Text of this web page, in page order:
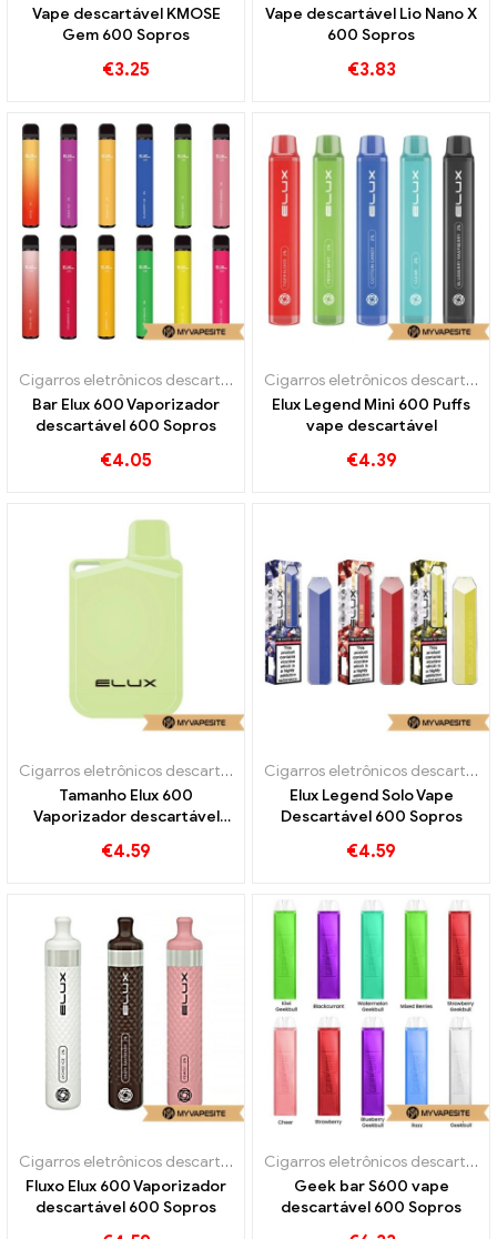
Vape descartável KMOSE
Gem 600 Sopros
€3.25
Vape descartável Lio Nano X
600 Sopros
€3.83
Cigarros eletrônicos descartáveis
Bar Elux 600 Vaporizador
descartável 600 Sopros
€4.05
Cigarros eletrônicos descartáveis
Elux Legend Mini 600 Puffs
vape descartável
€4.39
Cigarros eletrônicos descartáveis
Tamanho Elux 600
Vaporizador descartável
€4.59
Cigarros eletrônicos descartáveis
Elux Legend Solo Vape
Descartável 600 Sopros
€4.59
Cigarros eletrônicos descartáveis
Fluxo Elux 600 Vaporizador
descartável 600 Sopros
Cigarros eletrônicos descartáveis
Geek bar S600 vape
descartável 600 Sopros